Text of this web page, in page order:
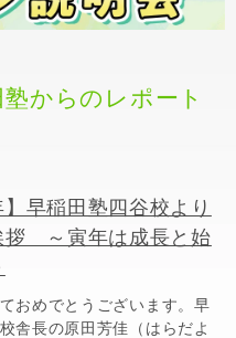
からのレポート
】早稲田塾四谷校より
拶 ～寅年は成長と始
おめでとうございます。早
舎長の原田芳佳（はらだよ